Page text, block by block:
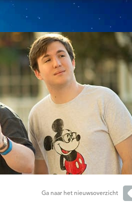
Ga naar het nieuwsoverzicht